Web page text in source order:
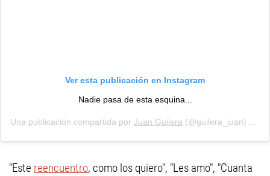
Ver esta publicación en Instagram
Nadie pasa de esta esquina...
Una publicación compartida por Juan Guilera (@guilera_juan) el
"Este reencuentro, como los quiero", "Les amo", "Cuanta